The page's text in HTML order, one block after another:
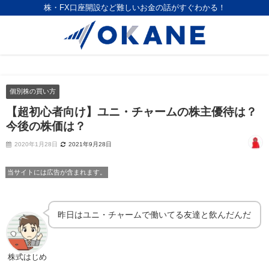
株・FX口座開設など難しいお金の話がすぐわかる！
個別株の買い方
【超初心者向け】ユニ・チャームの株主優待は？
今後の株価は？
2020年1月28日 2021年9月28日
当サイトには広告が含まれます。
株式はじめ
昨日はユニ・チャームで働いてる友達と飲んだんだ